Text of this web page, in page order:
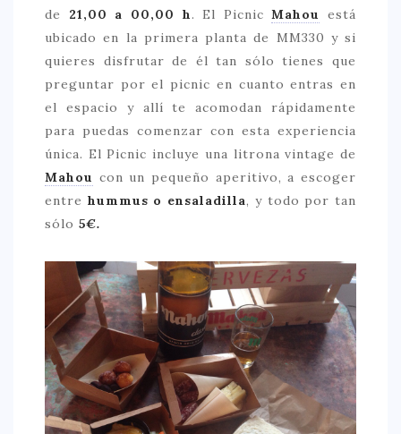
> 50 €
NUESTROS FAVORITOS
LIFESTYLE
CONOCIENDO A …
ESCAPADAS
EVENTOS POP UP
HEALTHY
SELECCIONES MESADE2
MAPA
POR SUS BAÑOS…
CONTACTO
de 21,00 a 00,00 h. El PicnicMahou
está
ubicado en la primera planta de MM330 y si
quieres disfrutar de él tan sólo tienes que
preguntar por el picnic en cuanto entras en
el espacio y allí te acomodan rápidamente
para puedas comenzar con esta experiencia
única. El Picnic incluye una litrona vintage de
Mahou con un pequeño aperitivo, a escoger
entre hummus o ensaladilla, y todo por tan
sólo 5€.